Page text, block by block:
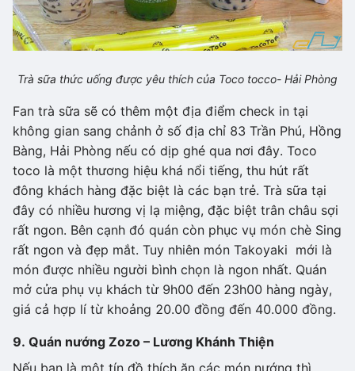
Trà sữa thức uống được yêu thích của Toco tocco- Hải Phòng
Fan trà sữa sẽ có thêm một địa điểm check in tại
không gian sang chảnh ở số địa chỉ 83 Trần Phú, Hồng
Bàng, Hải Phòng nếu có dịp ghé qua nơi đây. Toco
toco là một thương hiệu khá nổi tiếng, thu hút rất
đông khách hàng đặc biệt là các bạn trẻ. Trà sữa tại
đây có nhiều hương vị lạ miệng, đặc biệt trân châu sợi
rất ngon. Bên cạnh đó quán còn phục vụ món chè Sing
rất ngon và đẹp mắt. Tuy nhiên món Takoyaki mới là
món được nhiều người bình chọn là ngon nhất. Quán
mở cửa phụ vụ khách từ 9h00 đến 23h00 hàng ngày,
giá cả hợp lí từ khoảng 20.00 đồng đến 40.000 đồng.
9. Quán nướng Zozo – Lương Khánh Thiện
Nếu bạn là một tín đồ thích ăn các món nướng thì